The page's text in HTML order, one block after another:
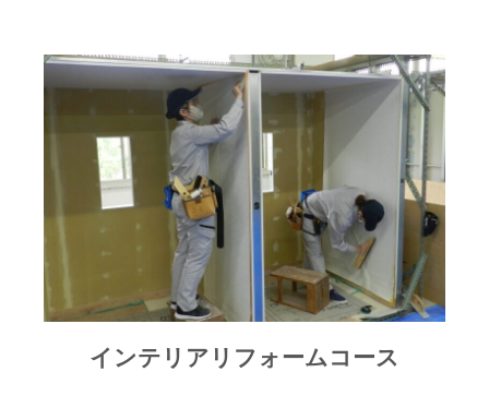
インテリアリフォームコース